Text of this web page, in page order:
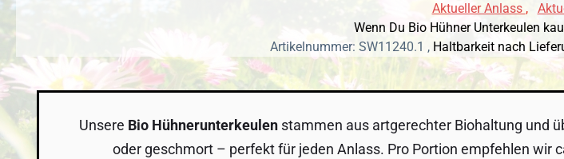
Aktueller Anlass ,
Wenn Du Bio Hühner Unterkeulen
Artikelnummer: SW11240.1 , Haltbarkeit nach
Unsere Bio Hühnerunterkeulenstammen aus artgerechter Biohaltung und
oder geschmort – perfekt für jeden Anlass. Pro Portion empfehlen wir